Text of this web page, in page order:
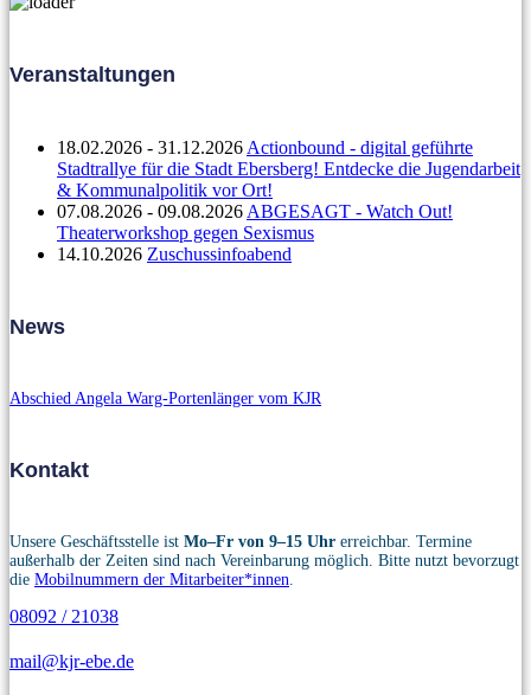
Veranstaltungen
18.02.2026 - 31.12.2026 Actionbound - digital geführte
Stadtrallye für die Stadt Ebersberg! Entdecke die Jugendarbeit
& Kommunalpolitik vor Ort!
07.08.2026 - 09.08.2026 ABGESAGT - Watch Out!
Theaterworkshop gegen Sexismus
14.10.2026 Zuschussinfoabend
News
Abschied Angela Warg-Portenlänger vom KJR
Kontakt
Unsere Geschäftsstelle ist Mo–Fr von 9–15 Uhr erreichbar. Termine
außerhalb der Zeiten sind nach Vereinbarung möglich. Bitte nutzt bevorzugt
die Mobilnummern der Mitarbeiter*innen.
08092 / 21038
mail@kjr-ebe.de